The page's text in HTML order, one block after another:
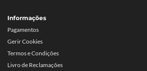
Informações
Pagamentos
Gerir Cookies
Termos e Condições
Livro de Reclamações